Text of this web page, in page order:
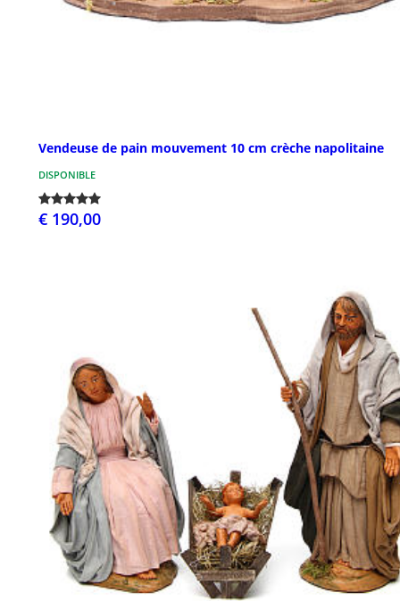
Vendeuse de pain mouvement 10 cm crèche napolitaine
DISPONIBLE
€ 190,00